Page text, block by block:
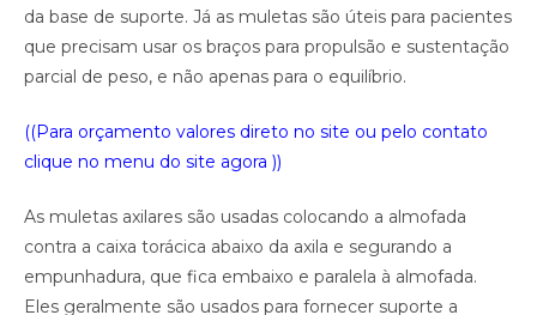
da base de suporte. Já as muletas são úteis para pacientes
que precisam usar os braços para propulsão e sustentação
parcial de peso, e não apenas para o equilíbrio.
((Para orçamento valores direto no site ou pelo contato
clique no menu do site agora ))
As muletas axilares são usadas colocando a almofada
contra a caixa torácica abaixo da axila e segurando a
empunhadura, que fica embaixo e paralela à almofada.
Eles geralmente são usados ​​para fornecer suporte a